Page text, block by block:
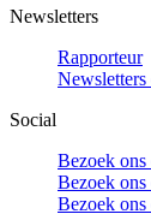
Newsletters
Rapporteur
Newsletters
Social
Bezoek
Bezoek
Bezoek ons